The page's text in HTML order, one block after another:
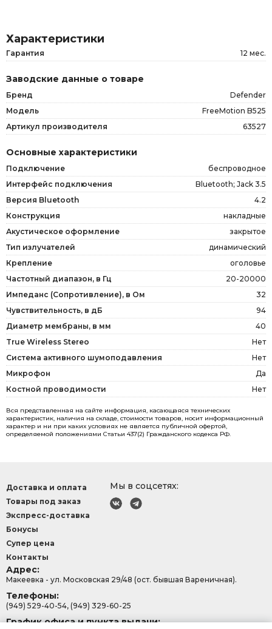
Характеристики
Гарантия 12 мес.
Заводские данные о товаре
Бренд
Defender
Модель
FreeMotion B525
Артикул производителя
63527
Основные характеристики
Подключение
беспроводное
Интерфейс подключения
Bluetooth; Jack 3.5
Версия Bluetooth
4.2
Конструкция
накладные
Акустическое оформление
закрытое
Тип излучателей
динамический
Крепление
оголовье
Частотный диапазон, в Гц
20-20000
Импеданс (Сопротивление), в Ом
32
Чувствительность, в дБ
94
Диаметр мембраны, в мм
40
True Wireless Stereo
Нет
Система активного шумоподавления
Нет
Микрофон
Да
Костной проводимости
Нет
Вся представленная на сайте информация, касающаяся технических
характеристик, наличия на складе, стоимости товаров, носит информационный
характер и ни при каких условиях не является публичной офертой,
определяемой положениями Статьи 437(2) Гражданского кодекса РФ.
Мы в соцсетях:
Доставка и оплата
Товары под заказ
Экспресс-доставка
Бонусы
Супер цена
Контакты
Адрес:
Макеевка - ул. Московская 29/48 (ост. бывшая Вареничная).
Телефоны:
(949) 529-40-54, (949) 329-60-25
График офиса и пункта выдачи: